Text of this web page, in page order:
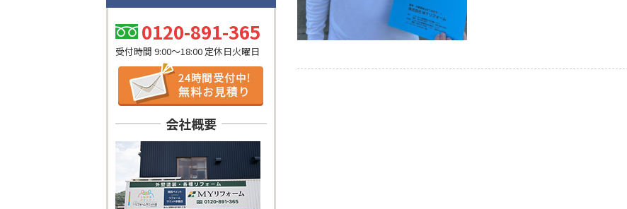
0120-891-365
受付時間 9:00～18:00 定休日火曜日
会社概要